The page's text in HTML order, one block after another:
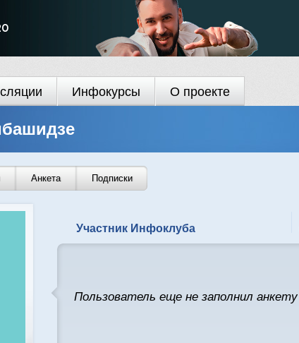
Инфокурсы О проекте
Анкета Подписки
Участник Инфоклуба
Пользователь еще не заполнил анкету